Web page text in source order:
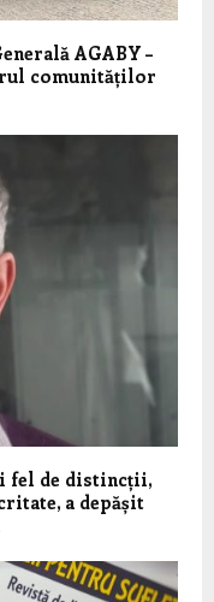
AGABY –
comunităților
fel de distincții,
a depășit